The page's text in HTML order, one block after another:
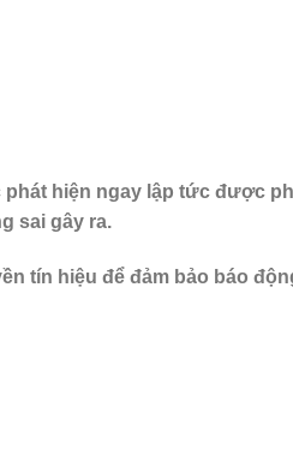
hiện ngay lập tức được
sai gây ra.
tín hiệu để đảm bảo báo